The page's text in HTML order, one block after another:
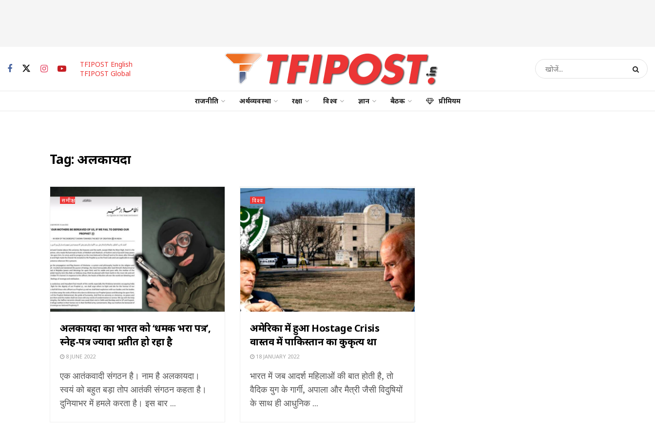
TFIPOST English
TFIPOST Global
राजनीति अर्थव्यवस्था रक्षा विश्व ज्ञान बैठक प्रीमियम
Tag: अलकायदा
समीक्षा
अलकायदा का भारत को ‘धमकी भरा पत्र’,
स्नेह-पत्र ज्यादा प्रतीत हो रहा है
8 JUNE 2022
एक आतंकवादी संगठन है। नाम है अलकायदा।
स्वयं को बहुत बड़ा तोप आतंकी संगठन कहता है।
दुनियाभर में हमले करता है। इस बार ...
विश्व
अमेरिका में हुआ Hostage Crisis
वास्तव में पाकिस्तान का कुकृत्य था
18 JANUARY 2022
भारत में जब आदर्श महिलाओं की बात होती है, तो
वैदिक युग के गार्गी, अपाला और मैत्री जैसी विदुषियों
के साथ ही आधुनिक ...